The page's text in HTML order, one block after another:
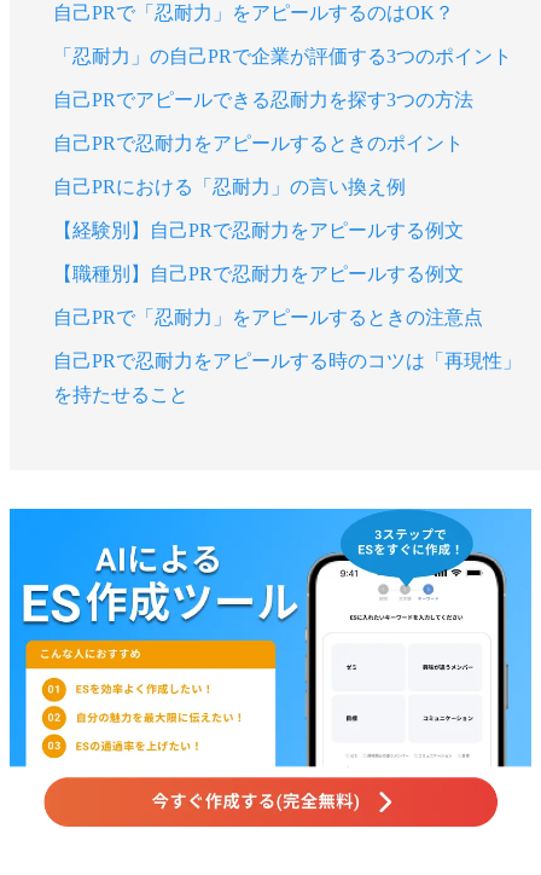
自己PRで「忍耐力」をアピールするのはOK？
「忍耐力」の自己PRで企業が評価する3つのポイント
自己PRでアピールできる忍耐力を探す3つの方法
自己PRで忍耐力をアピールするときのポイント
自己PRにおける「忍耐力」の言い換え例
【経験別】自己PRで忍耐力をアピールする例文
【職種別】自己PRで忍耐力をアピールする例文
自己PRで「忍耐力」をアピールするときの注意点
自己PRで忍耐力をアピールする時のコツは「再現性」
を持たせること